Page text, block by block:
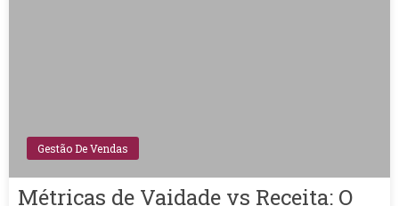
Gestão De Vendas
Métricas de Vaidade vs Receita: O